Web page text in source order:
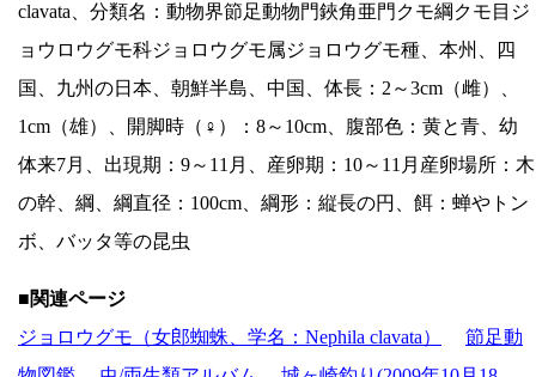
clavata、分類名：動物界節足動物門鋏角亜門クモ綱クモ目ジ
ョウロウグモ科ジョロウグモ属ジョロウグモ種、本州、四
国、九州の日本、朝鮮半島、中国、体長：2～3cm（雌）、
1cm（雄）、開脚時（♀）：8～10cm、腹部色：黄と青、幼
体来7月、出現期：9～11月、産卵期：10～11月産卵場所：木
の幹、綱、綱直径：100cm、綱形：縦長の円、餌：蝉やトン
ボ、バッタ等の昆虫
■関連ページ
ジョロウグモ（女郎蜘蛛、学名：Nephila clavata）
節足動